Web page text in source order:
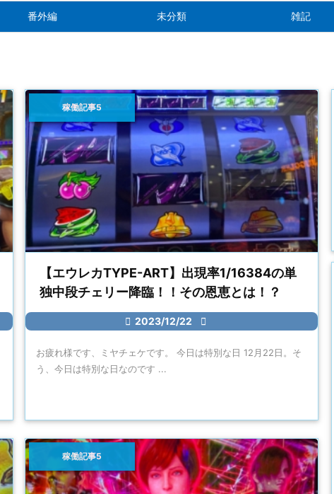
番外編 未分類 雑記
【エウレカTYPE-ART】出現率1/16384の単
独中段チェリー降臨！！その恩恵とは！？
 2023/12/22 
稼働記事5
お疲れ様です、ミヤチェケです。 今日は特別な日 12月22日。そ
う、今日は特別な日なのです ...
稼働記事5